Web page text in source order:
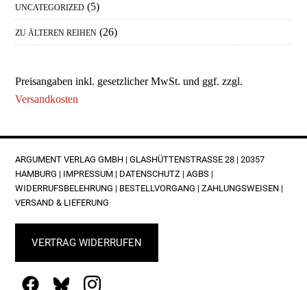
UNCATEGORIZED (5)
ZU ÄLTEREN REIHEN (26)
Preisangaben inkl. gesetzlicher MwSt. und ggf. zzgl.
Versandkosten
FOOTER
ARGUMENT VERLAG GMBH | GLASHÜTTENSTRASSE 28 | 20357 H
AMBURG | IMPRESSUM | DATENSCHUTZ |AGBS |
WIDERRUFSBELEHRUNG | BESTELLVORGANG |ZAHLUNGSWEISEN |
VERSAND & LIEFERUNG
VERTRAG WIDERRUFEN